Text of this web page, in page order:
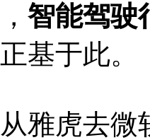
智能驾驶
基于此。
雅虎去